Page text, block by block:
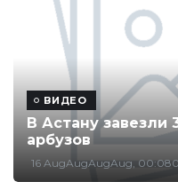
ВИДЕО
В Астану завезли
арбузов
16 AugAugAugAug,